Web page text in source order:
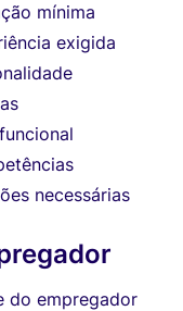
mínima
exigida
necessárias
do empregador